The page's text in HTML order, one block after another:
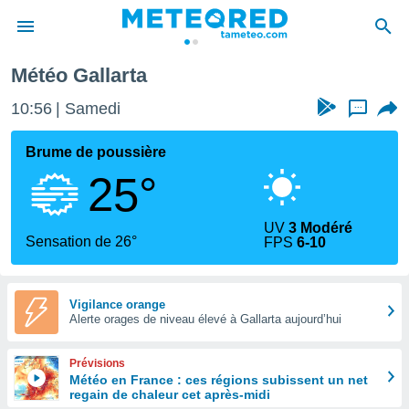
de
Météo Gallarta
10:56 Samedi ...
Brume de poussière
25°
Sensation de 26°
UV3 Modéré
FPS6-10
Vigilance orange
Alerte orages de niveau élevé à Gallarta aujourd’hui
Prévisions
Météo en France : ces régions subissent un net
regain de chaleur cet après-midi